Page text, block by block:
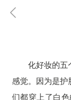
化好妆的五
感觉。因为是
们都穿上了白